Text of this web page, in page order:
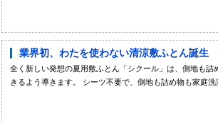
業界初、わたを使わない清涼敷ふとん誕生
全く新しい発想の夏用敷ふとん「シクール」は、側地も
きるよう導きます。 シーツ不要で、側地も詰め物も家庭洗